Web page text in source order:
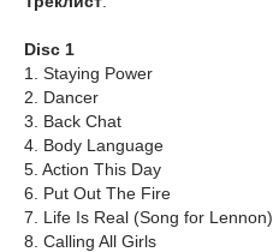
Disc 1
1. Staying Power
2. Dancer
3. Back Chat
4. Body Language
5. Action This Day
6. Put Out The Fire
7. Life Is Real (Song for Lennon)
8. Calling All Girls